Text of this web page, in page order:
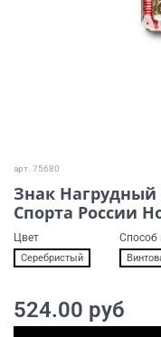
арт. 75680
Знак
Спорта России
Цвет
Серебристый
Способ
524.00 руб